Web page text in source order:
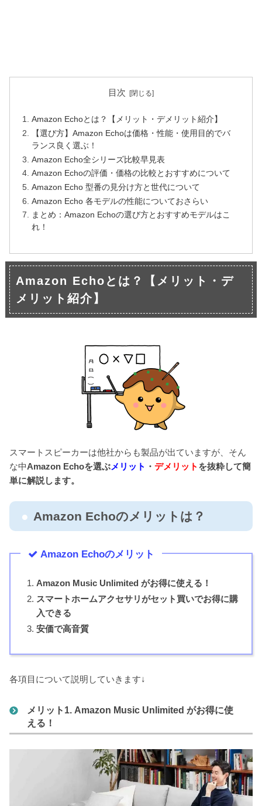
目次
Amazon Echoとは？【メリット・デメリット紹介】
【選び方】Amazon Echoは価格・性能・使用目的でバ
ランス良く選ぶ！
Amazon Echo全シリーズ比較早見表
Amazon Echoの評価・価格の比較とおすすめについて
Amazon Echo 型番の見分け方と世代について
Amazon Echo 各モデルの性能についておさらい
まとめ：Amazon Echoの選び方とおすすめモデルはこ
れ！
Amazon Echoとは？【メリット・デ
メリット紹介】
スマートスピーカーは他社からも製品が出ていますが、そん
な中Amazon Echoを選ぶメリット ・ デメリット を抜粋して簡
単に解説します。
Amazon Echoのメリットは？
Amazon Echoのメリット
Amazon Music Unlimited がお得に使える！
スマートホームアクセサリがセット買いでお得に購
入できる
安価で高音質
各項目について説明していきます↓
メリット1. Amazon Music Unlimited がお得に使
える！